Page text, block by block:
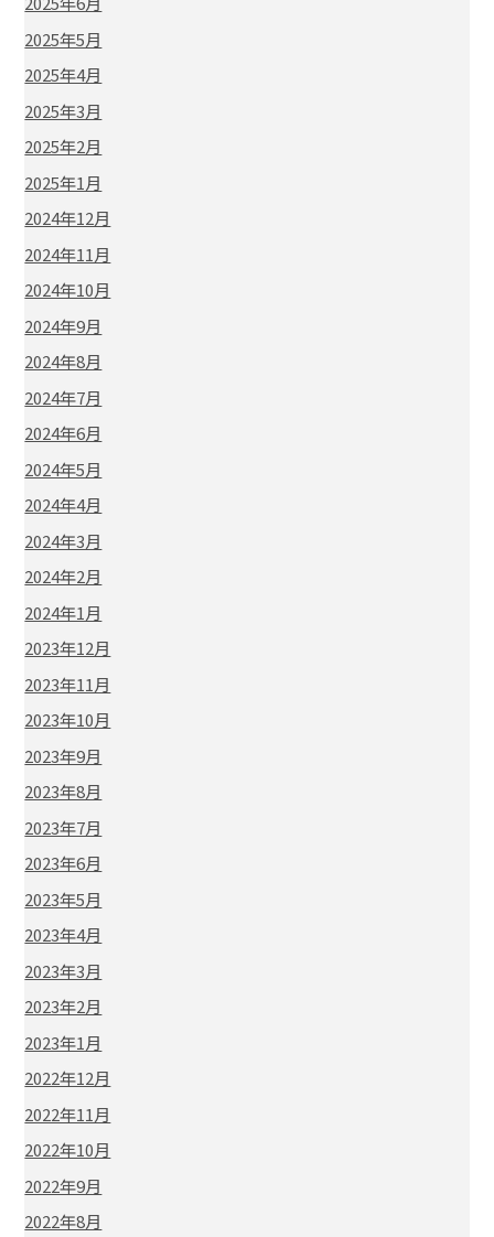
2025年5月
2025年4月
2025年3月
2025年2月
2025年1月
2024年12月
2024年11月
2024年10月
2024年9月
2024年8月
2024年7月
2024年6月
2024年5月
2024年4月
2024年3月
2024年2月
2024年1月
2023年12月
2023年11月
2023年10月
2023年9月
2023年8月
2023年7月
2023年6月
2023年5月
2023年4月
2023年3月
2023年2月
2023年1月
2022年12月
2022年11月
2022年10月
2022年9月
2022年8月